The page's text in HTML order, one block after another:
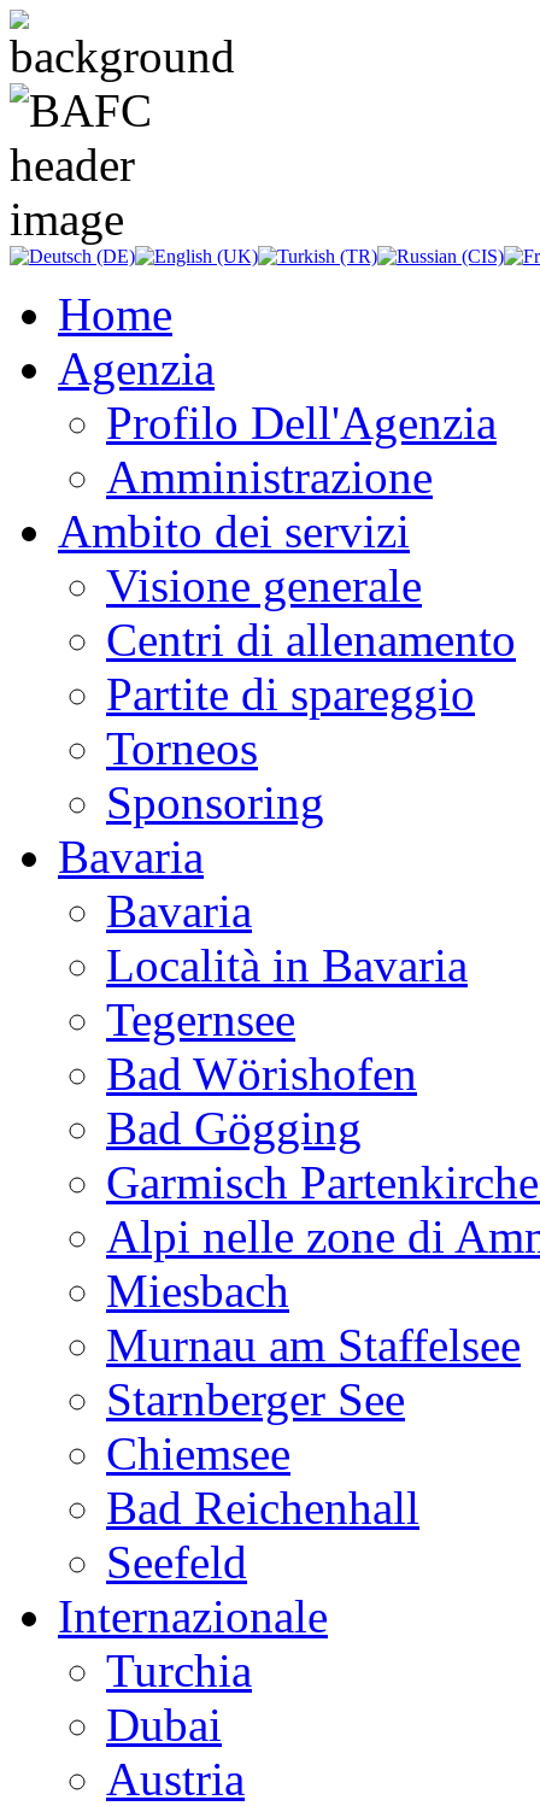
Home
Agenzia
Profilo Dell'Agenzia
Amministrazione
Ambito dei servizi
Visione generale
Centri di allenamento
Partite di spareggio
Torneos
Sponsoring
Bavaria
Bavaria
Località in Bavaria
Tegernsee
Bad Wörishofen
Bad Gögging
Garmisch
Alpi nelle zone di
Miesbach
Murnau am Staffelsee
Starnberger See
Chiemsee
Bad Reichenhall
Seefeld
Internazionale
Turchia
Dubai
Austria